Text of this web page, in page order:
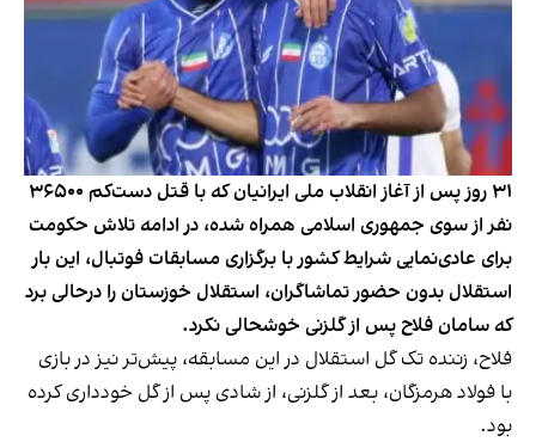
۳۱ روز پس از آغاز انقلاب ملی ایرانیان که با قتل دست‌کم ۳۶۵۰۰
نفر از سوی جمهوری اسلامی همراه شده، در ادامه تلاش حکومت
برای عادی‌نمایی شرایط کشور با برگزاری مسابقات فوتبال، این بار
استقلال بدون حضور تماشاگران، استقلال خوزستان را درحالی برد
که سامان فلاح پس از گلزنی خوشحالی نکرد.
فلاح، زننده تک گل استقلال در این مسابقه، پیش‌تر نیز در بازی
با فولاد هرمزگان، بعد از گلزنی، از شادی پس از گل خودداری کرده
بود.